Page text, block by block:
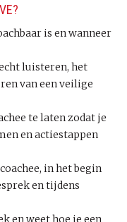
is en wanneer
luisteren, het
van een veilige
te laten zodat je
en actiestappen
in het begin
en tijdens
en weet hoe je een